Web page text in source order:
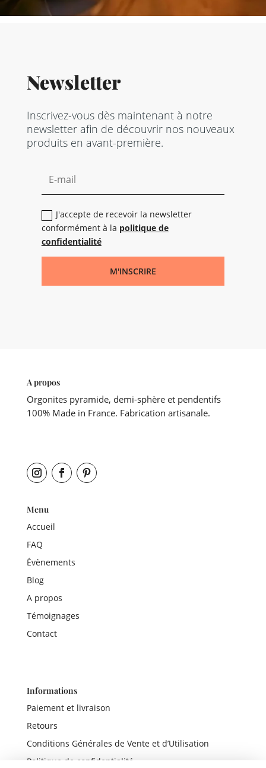
Newsletter
Inscrivez-vous dès maintenant à notre
newsletter afin de découvrir nos nouveaux
produits en avant-première.
J'accepte de recevoir la newsletter
conformément à la politique de
confidentialité
M'INSCRIRE
A propos
Orgonites pyramide, demi-sphère et pendentifs
100% Made in France. Fabrication artisanale.
Menu
Accueil
FAQ
Évènements
Blog
A propos
Témoignages
Contact
Informations
Paiement et livraison
Retours
Conditions Générales de Vente et d’Utilisation
Politique de confidentialité